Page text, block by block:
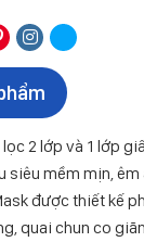
2 lớp và 1 lớp
siêu mềm mịn, êm
được thiết kế
quai chun co